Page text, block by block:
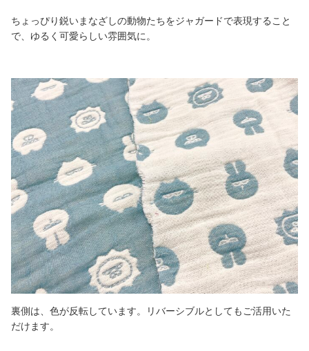
ちょっぴり鋭いまなざしの動物たちをジャガードで表現すること
で、ゆるく可愛らしい雰囲気に。
裏側は、色が反転しています。リバーシブルとしてもご活用いた
だけます。